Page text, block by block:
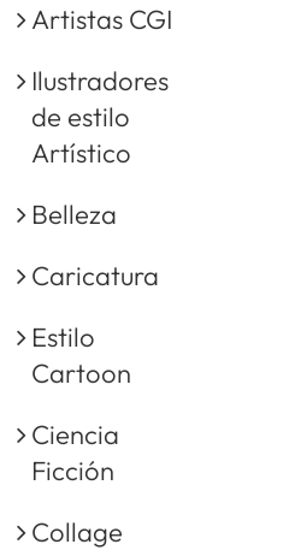
Artistas CGI
Ilustradores
de estilo
Artístico
Belleza
Caricatura
Estilo
Cartoon
Ciencia
Ficción
Collage